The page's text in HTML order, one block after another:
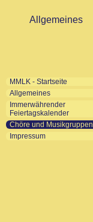
Allgemeines
MMLK - Startseite
Allgemeines
Immerwährender
Feiertagskalender
Chöre und Musikgruppen
Impressum